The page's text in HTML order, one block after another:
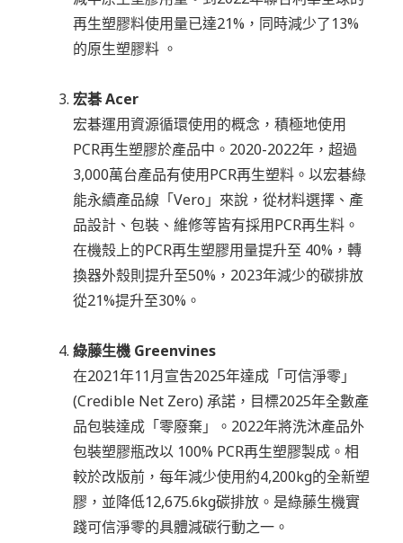
再生塑膠料使用量已達21%，同時減少了13%
的原生塑膠料 。
宏碁 Acer
宏碁運用資源循環使用的概念，積極地使用
PCR再生塑膠於產品中。2020-2022年，超過
3,000萬台產品有使用PCR再生塑料。以宏碁綠
能永續產品線「Vero」來說，從材料選擇、產
品設計、包裝、維修等皆有採用PCR再生料。
在機殼上的PCR再生塑膠用量提升至 40%，轉
換器外殼則提升至50%，2023年減少的碳排放
從21%提升至30%。
綠藤生機 Greenvines
在2021年11月宣吿2025年達成「可信淨零」
(Credible Net Zero) 承諾，目標2025年全數產
品包裝達成「零廢棄」。2022年將洗沐產品外
包裝塑膠瓶改以 100% PCR再生塑膠製成。相
較於改版前，每年減少使用約4,200kg的全新塑
膠，並降低12,675.6kg碳排放。是綠藤生機實
踐可信淨零的具體減碳行動之一。